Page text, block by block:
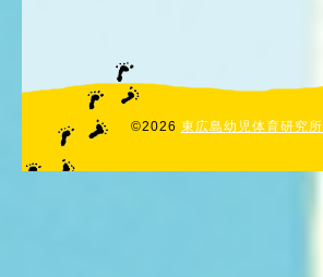
©2026 東広島幼児体育研究所